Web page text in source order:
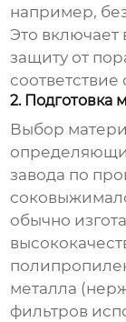
например,
Это включает
защиту от
соответствие
2. Подготовка
Выбор
завода по
обычно
металла
фильтров